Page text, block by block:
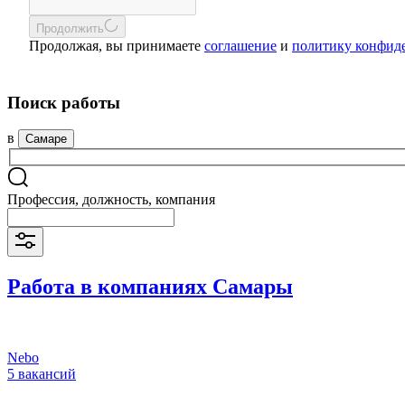
Продолжить
Продолжая, вы принимаете соглашение и политику
Поиск работы
в Самаре
Профессия, должность, компания
Работа в компаниях Самары
Nebo
5 вакансий